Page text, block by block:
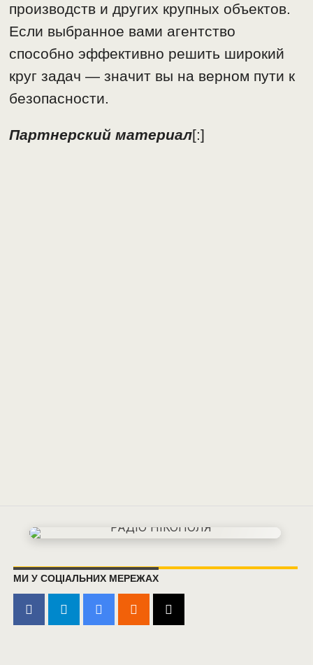
производств и других крупных объектов.
Если выбранное вами агентство
способно эффективно решить широкий
круг задач — значит вы на верном пути к
безопасности.
Партнерский материал[:]
МИ У СОЦІАЛЬНИХ МЕРЕЖАХ